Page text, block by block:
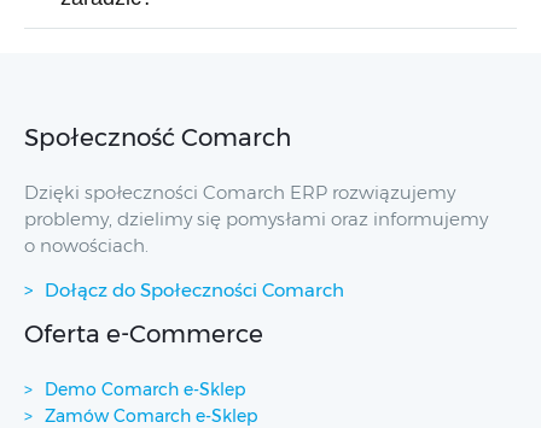
Społeczność Comarch
Dzięki społeczności Comarch ERP rozwiązujemy
problemy, dzielimy się pomysłami oraz informujemy
o nowościach.
Dołącz do Społeczności Comarch
Oferta e-Commerce
Demo Comarch e-Sklep
Zamów Comarch e-Sklep